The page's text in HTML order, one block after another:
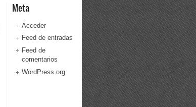
Meta
Acceder
Feed de entradas
Feed de
comentarios
WordPress.org